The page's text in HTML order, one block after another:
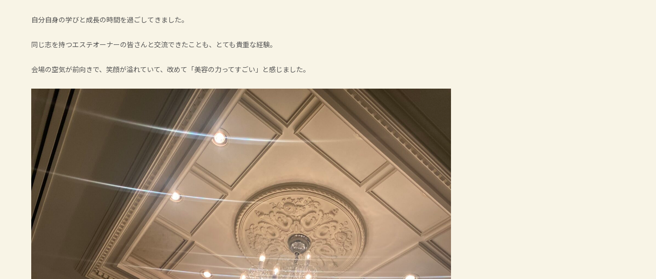
自分自身の学びと成長の時間を過ごしてきました。
同じ志を持つエステオーナーの皆さんと交流できたことも、とても貴重な経験。
会場の空気が前向きで、笑顔が溢れていて、改めて「美容の力ってすごい」と感じました。